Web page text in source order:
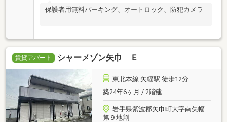
保護者用無料パーキング、オートロック、防犯カメラ
賃貸アパート シャーメゾン矢巾 Ｅ
東北本線 矢幅駅 徒歩12分
築24年6ヶ月 / 2階建
岩手県紫波郡矢巾町大字南矢幅
第９地割